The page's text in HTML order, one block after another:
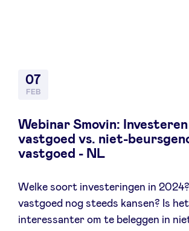
Agenda
07
FEB
Webinar Smovin:
vastgoed vs. niet-
vastgoed - NL
Welke soort investeringen in
vastgoed nog steeds kansen? Is het
interessanter om te beleggen in